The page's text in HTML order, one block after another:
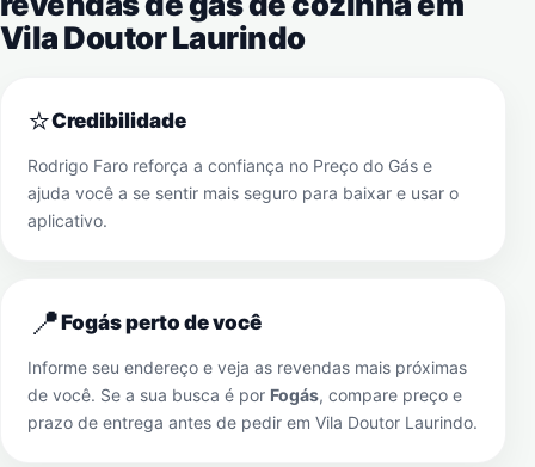
Vila Doutor Laurindo
⭐Credibilidade
Rodrigo Faro reforça a confiança no Preço do Gás e
ajuda você a se sentir mais seguro para baixar e usar o
aplicativo.
📍Fogás perto de você
Informe seu endereço e veja as revendas mais próximas
de você. Se a sua busca é por Fogás, compare preço e
prazo de entrega antes de pedir em Vila Doutor Laurindo.